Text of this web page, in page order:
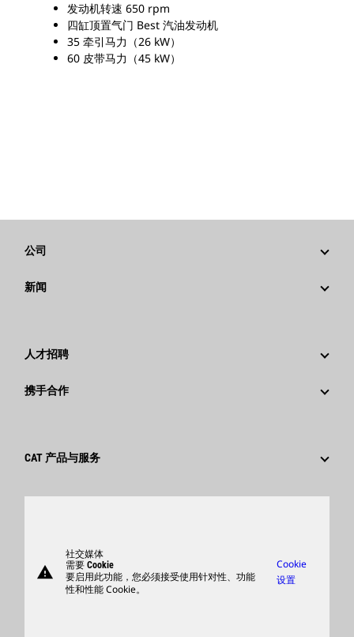
发动机转速 650 rpm
四缸顶置气门 Best 汽油发动机
35 牵引马力（26 kW）
60 皮带马力（45 kW）
公司
战略
卡特彼勒 基金会
行为准则
创新
新闻
社交媒体
人才招聘
为什么选择卡特彼勒？
搜索和申请
携手合作
供应商
CAT 产品与服务
商品warning
社交媒体
需要 Cookie
要启用此功能，您必须接受使用针对性、功能
性和性能 Cookie。
Cookie
设置